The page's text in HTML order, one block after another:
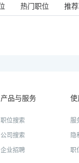
热门职位 推
产品与服务
职位搜索
公司搜索
企业招聘
服
隐
职